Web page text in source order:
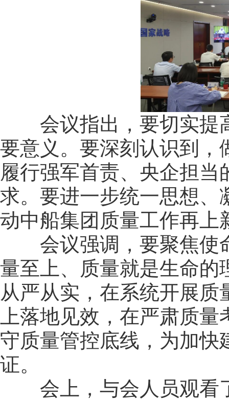
会议指出，要切实提
要意义。要深刻认识到，
履行强军首责、央企担
求。要进一步统一思想、
动中船集团质量工作再上
会议强调，要聚焦使
量至上、质量就是生命的
从严从实，在系统开展
上落地见效，在严肃质
守质量管控底线，为加快
证。
会上，与会人员观看